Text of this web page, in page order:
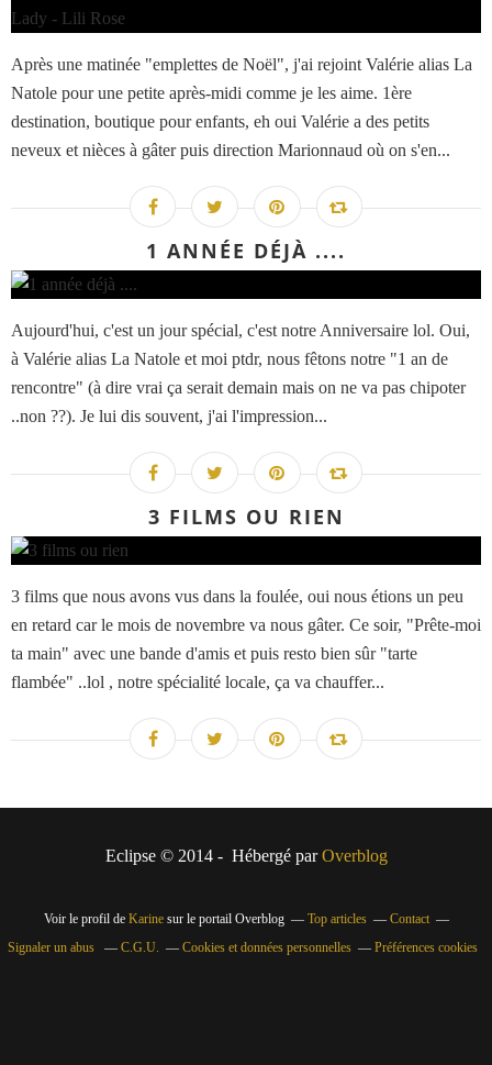
Après une matinée "emplettes de Noël", j'ai rejoint Valérie alias La
Natole pour une petite après-midi comme je les aime. 1ère
destination, boutique pour enfants, eh oui Valérie a des petits
neveux et nièces à gâter puis direction Marionnaud où on s'en...
1 ANNÉE DÉJÀ ....
Aujourd'hui, c'est un jour spécial, c'est notre Anniversaire lol. Oui,
à Valérie alias La Natole et moi ptdr, nous fêtons notre "1 an de
rencontre" (à dire vrai ça serait demain mais on ne va pas chipoter
..non ??). Je lui dis souvent, j'ai l'impression...
3 FILMS OU RIEN
3 films que nous avons vus dans la foulée, oui nous étions un peu
en retard car le mois de novembre va nous gâter. Ce soir, "Prête-moi
ta main" avec une bande d'amis et puis resto bien sûr "tarte
flambée" ..lol , notre spécialité locale, ça va chauffer...
Eclipse © 2014 - Hébergé parOverblog
Voir le profil de Karinesur le portail Overblog Top articles
Contact
Signaler un abus
C.G.U. Cookies et données personnelles Préférences cookies